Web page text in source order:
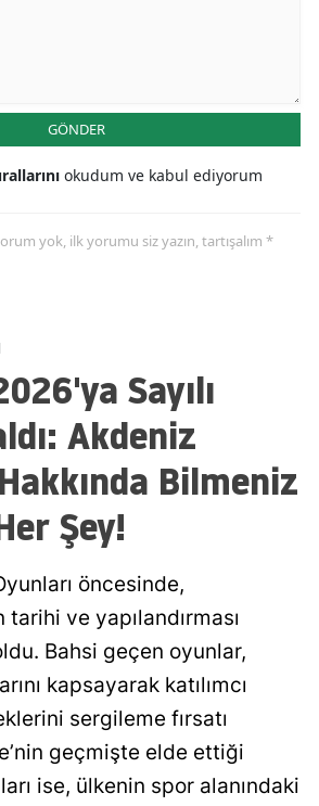
GÖNDER
okudum ve kabul ediyorum
yok, ilk yorumu siz yazın, tartışalım *
Sayılı
Akdeniz
Bilmeniz
Şey!
öncesinde,
ve yapılandırması
Bahsi geçen oyunlar,
kapsayarak katılımcı
sergileme fırsatı
geçmişte elde ettiği
ise, ülkenin spor alanındaki